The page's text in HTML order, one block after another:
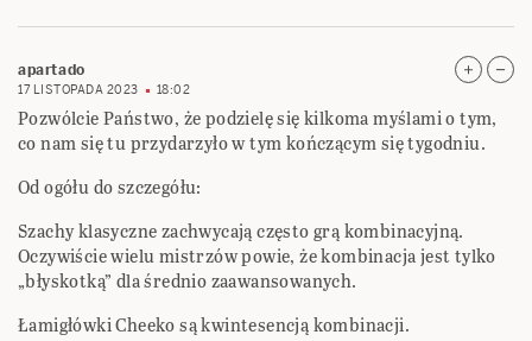
apartado
17 LISTOPADA 2023 18:02
Pozwólcie Państwo, że podzielę się kilkoma myślami o tym,
co nam się tu przydarzyło w tym kończącym się tygodniu.
Od ogółu do szczegółu:
Szachy klasyczne zachwycają często grą kombinacyjną.
Oczywiście wielu mistrzów powie, że kombinacja jest tylko
„błyskotką” dla średnio zaawansowanych.
Łamigłówki Cheeko są kwintesencją kombinacji.